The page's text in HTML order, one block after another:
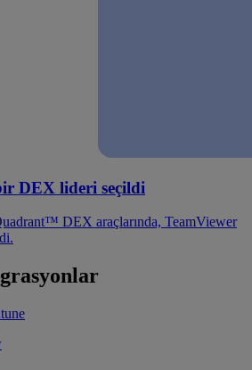
DEX lideri seçildi
DEX araçlarında, TeamViewer